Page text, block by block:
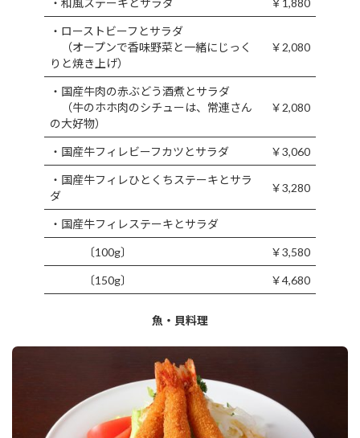
・ローストビーフとサラダ
（オープンで香味野菜と一緒にじっく
りと焼き上げ）
￥2,080
・国産牛肉の赤ぶどう酒煮とサラダ
（牛のホホ肉のシチューは、常連さん
の大好物）
￥2,080
・国産牛フィレビーフカツとサラダ ￥3,060
・国産牛フィレひとくちステーキとサラ
ダ
￥3,280
・国産牛フィレステーキとサラダ
〔100g〕 ￥3,580
〔150g〕 ￥4,680
魚・貝料理